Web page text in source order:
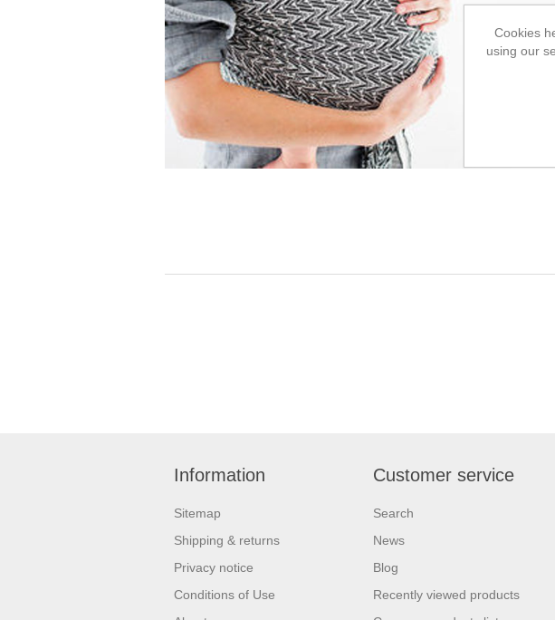
Information
Sitemap
Shipping & returns
Privacy notice
Conditions of Use
Customer service
Search
News
Blog
Recently viewed products
Cookies
using our